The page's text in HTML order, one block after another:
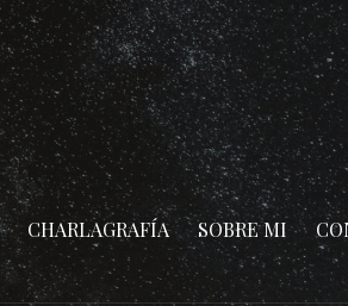
CHARLAGRAFÍA SOBRE MI